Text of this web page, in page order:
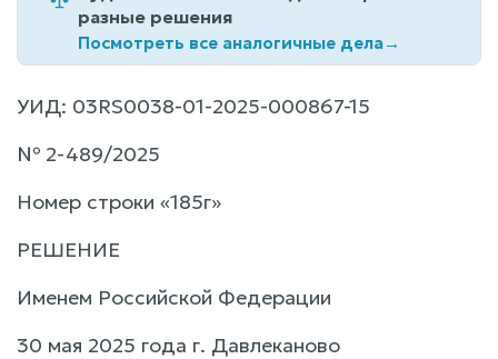
разные решения
Посмотреть все аналогичные дела→
УИД: 03RS0038-01-2025-000867-15
№ 2-489/2025
Номер строки «185г»
РЕШЕНИЕ
Именем Российской Федерации
30 мая 2025 года г. Давлеканово